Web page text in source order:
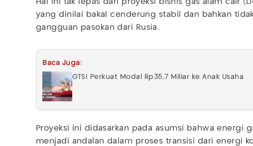
Hal ini tak lepas dari proyeksi bisnis gas alam cair
yang dinilai bakal cenderung stabil dan bahkan
gangguan pasokan dari Rusia.
Baca Juga:
GTSI Perkuat Modal Rp35,7 Miliar ke Anak Usaha
Proyeksi ini didasarkan pada asumsi bahwa energi
menjadi andalan dalam proses transisi dari energi